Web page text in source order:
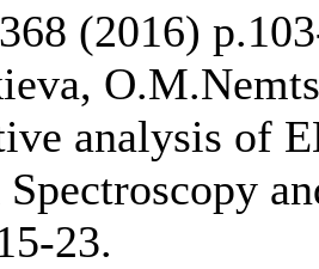
(2016)
analysis of
23.